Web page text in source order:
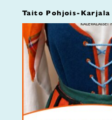
Taito Pohjois-Karjala